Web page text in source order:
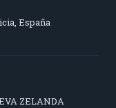
España
ZELANDA